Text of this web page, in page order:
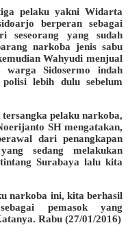
pelaku yakni Widarta
berperan sebagai
seseorang yang sudah
narkoba jenis sabu
Wahyudi menjual
warga Sidosermo indah
lebih dulu sebelum
pelaku narkoba,
SH mengatakan,
dari penangkapan
sedang melakukan
Surabaya lalu kita
narkoba ini, kita berhasil
pemasok yang
Rabu (27/01/2016)